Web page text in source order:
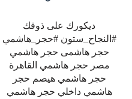
ديكورك على ذوقك
#النجاح_ستون #حجر_هاشمي
حجر هاشمى حجر هاشمي
مصر حجر هاشمي القاهرة
حجر هاشمي هيصم حجر
هاشمي داخلي حجر هاشمي